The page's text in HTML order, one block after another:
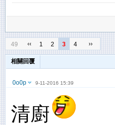
49 ‹‹ 1 2 3 4 ››
相關回覆
0o0p 9-11-2016 15:39
清廚